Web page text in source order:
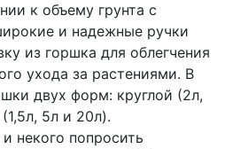
к объему грунта с
и надежные ручки
из горшка для облегчения
ухода за растениями. В
двух форм: круглой (2л,
5л и 20л).
некого попросить